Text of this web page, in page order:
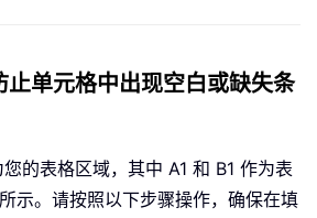
单元格中出现空白或缺失条
的表格区域，其中 A1 和 B1 作为表
示。请按照以下步骤操作，确保在填